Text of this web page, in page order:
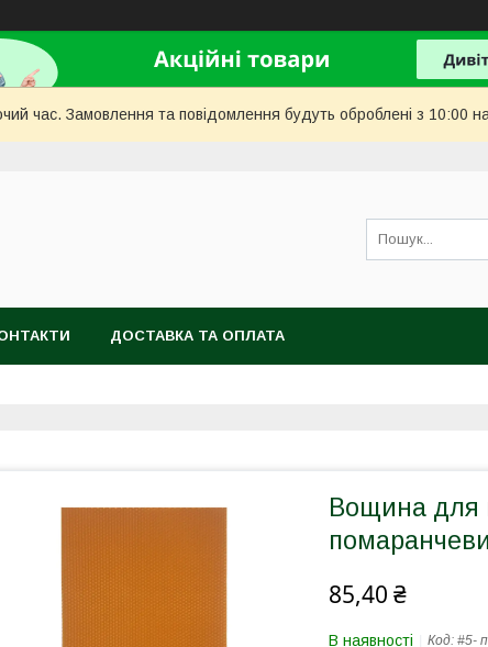
час. Замовлення та повідомлення будуть оброблені з 10:00
ДОСТАВКА ТА ОПЛАТА
Вощина для
85,40 ₴
В наявності Код: #5-